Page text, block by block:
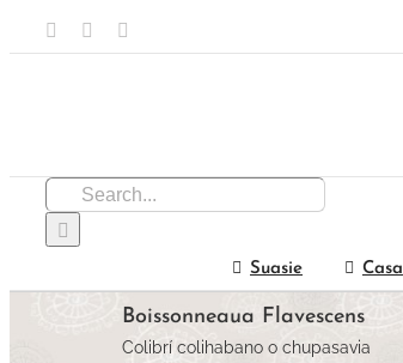
to
Facebook
Email
Search
for:
Suasie Casa
Boissonneaua Flavescens
Colibrí colihabano o chupasavia